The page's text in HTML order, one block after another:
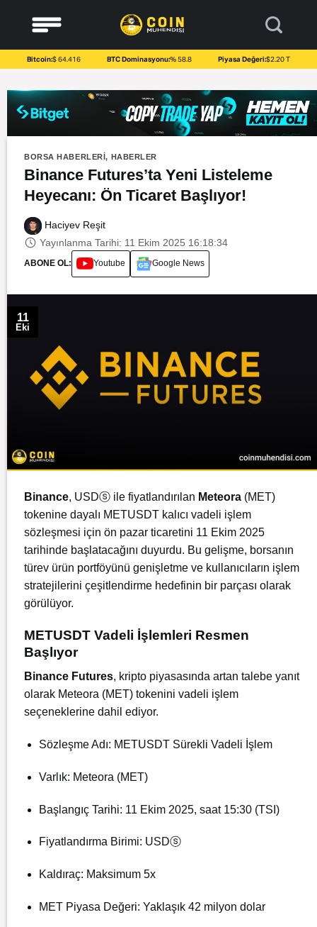
content
Bitcoin:$ 64.416 BTC Dominasyonu:% 58.8 Piyasa Değeri:$2.20 T
BORSA HABERLERI, HABERLER
Binance Futures’ta Yeni Listeleme
Heyecanı: Ön Ticaret Başlıyor!
Haciyev Reşit
Yayınlanma Tarihi: 11 Ekim 2025 16:18:34
ABONE OL: Youtube Google News
11
Eki
Binance, USDⓢ ile fiyatlandırılan Meteora (MET)
tokenine dayalı METUSDT kalıcı vadeli işlem
sözleşmesi için ön pazar ticaretini 11 Ekim 2025
tarihinde başlatacağını duyurdu. Bu gelişme, borsanın
türev ürün portföyünü genişletme ve kullanıcıların işlem
stratejilerini çeşitlendirme hedefinin bir parçası olarak
görülüyor.
METUSDT Vadeli İşlemleri Resmen
Başlıyor
Binance Futures, kripto piyasasında artan talebe yanıt
olarak Meteora (MET) tokenini vadeli işlem
seçeneklerine dahil ediyor.
Sözleşme Adı: METUSDT Sürekli Vadeli İşlem
Varlık: Meteora (MET)
Başlangıç Tarihi: 11 Ekim 2025, saat 15:30 (TSI)
Fiyatlandırma Birimi: USDⓢ
Kaldıraç: Maksimum 5x
MET Piyasa Değeri: Yaklaşık 42 milyon dolar